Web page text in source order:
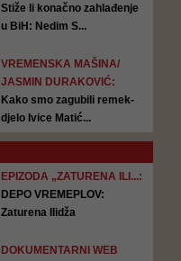
Stiže li konačno zahlađenje
u BiH: Nedim S...
VREMENSKA MAŠINA/
JASMIN DURAKOVIĆ:
Kako smo zagubili remek-
djelo Ivice Matić...
EPIZODA „ZATURENA ILI...:
DEPO VREMEPLOV:
Zaturena Ilidža
DOKUMENTARNI WEB